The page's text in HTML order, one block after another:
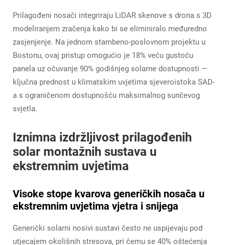
Prilagođeni nosači integriraju LiDAR skenove s drona s 3D
modeliranjem zračenja kako bi se eliminiralo međuredno
zasjenjenje. Na jednom stambeno-poslovnom projektu u
Bostonu, ovaj pristup omogućio je 18% veću gustoću
panela uz očuvanje 90% godišnjeg solarne dostupnosti —
ključna prednost u klimatskim uvjetima sjeveroistoka SAD-
a s ograničenom dostupnošću maksimalnog sunčevog
svjetla.
Iznimna izdržljivost prilagođenih
solar montažnih sustava u
ekstremnim uvjetima
Visoke stope kvarova generičkih nosača u
ekstremnim uvjetima vjetra i snijega
Generički solarni nosivi sustavi često ne uspijevaju pod
utjecajem okolišnih stresova, pri čemu se 40% oštećenja